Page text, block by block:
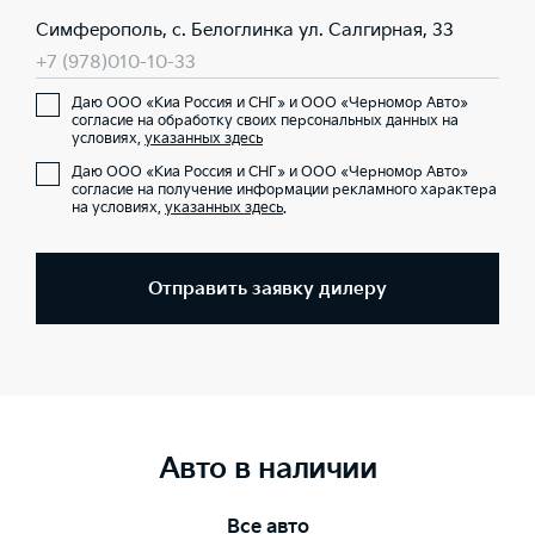
Симферополь, с. Белоглинка ул. Салгирная, 33
+7 (978)010-10-33
Даю ООО «Киа Россия и СНГ» и ООО «Черномор Авто»
согласие на обработку своих персональных данных на
условиях, указанных здесь
Даю ООО «Киа Россия и СНГ» и ООО «Черномор Авто»
согласие на получение информации рекламного характера
на условиях, указанных здесь.
Отправить заявку дилеру
Авто в наличии
Все авто